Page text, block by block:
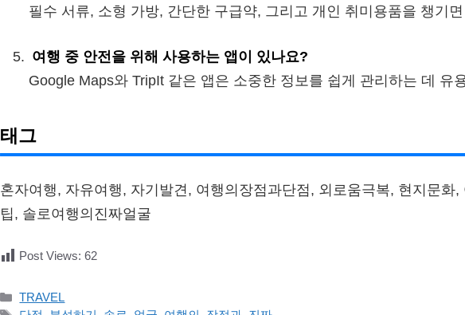
필수 서류, 소형 가방, 간단한 구급약, 그리고 개인 취미용품을 챙기
여행 중 안전을 위해 사용하는 앱이 있나요?
Google Maps와 TripIt 같은 앱은 소중한 정보를 쉽게 관리하는 데 유
태그
혼자여행, 자유여행, 자기발견, 여행의장점과단점, 외로움극복, 현지문화,
팁, 솔로여행의진짜얼굴
Post Views: 62
카
TRAVEL